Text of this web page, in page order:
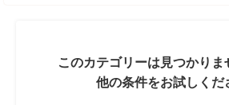
このカテゴリーは見つかりま
他の条件をお試しくだ